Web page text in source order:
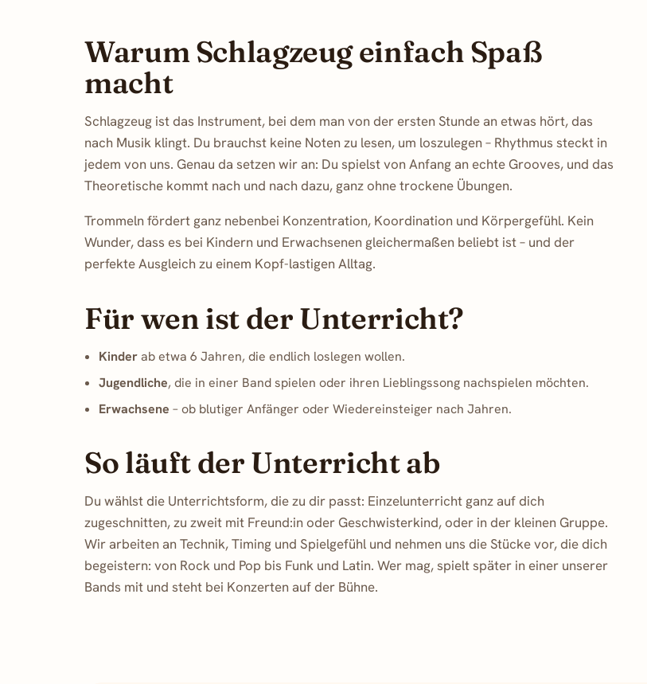
Warum Schlagzeug einfach Spaß
macht
Schlagzeug ist das Instrument, bei dem man von der ersten Stunde an etwas hört, das
nach Musik klingt. Du brauchst keine Noten zu lesen, um loszulegen – Rhythmus steckt in
jedem von uns. Genau da setzen wir an: Du spielst von Anfang an echte Grooves, und das
Theoretische kommt nach und nach dazu, ganz ohne trockene Übungen.
Trommeln fördert ganz nebenbei Konzentration, Koordination und Körpergefühl. Kein
Wunder, dass es bei Kindern und Erwachsenen gleichermaßen beliebt ist – und der
perfekte Ausgleich zu einem Kopf-lastigen Alltag.
Für wen ist der Unterricht?
Kinderab etwa 6 Jahren, die endlich loslegen wollen.
Jugendliche, die in einer Band spielen oder ihren Lieblingssong nachspielen möchten.
Erwachsene – ob blutiger Anfänger oder Wiedereinsteiger nach Jahren.
So läuft der Unterricht ab
Du wählst die Unterrichtsform, die zu dir passt: Einzelunterricht ganz auf dich
zugeschnitten, zu zweit mit Freund:in oder Geschwisterkind, oder in der kleinen Gruppe.
Wir arbeiten an Technik, Timing und Spielgefühl und nehmen uns die Stücke vor, die dich
begeistern: von Rock und Pop bis Funk und Latin. Wer mag, spielt später in einer unserer
Bands mit und steht bei Konzerten auf der Bühne.